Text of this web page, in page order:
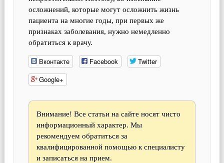
осложнений, которые могут осложнить жизнь
пациента на многие годы, при первых же
признаках заболевания, нужно немедленно
обратиться к врачу.
Вконтакте Facebook
Twitter
Google+
Внимание! Все статьи на сайте носят чисто
информационный характер. Мы
рекомендуем обратиться за
квалифицированной помощью к специалисту
и записаться на прием.